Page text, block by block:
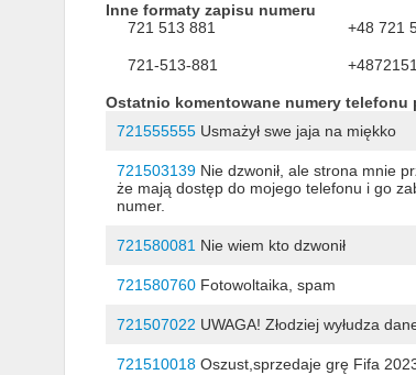
Inne formaty zapisu numeru
721 513 881
+48 721
721-513-881
Ostatnio komentowane numery telefonu
721555555Usmażył swe jaja na miękko
721503139Nie dzwonił, ale strona mnie
że mają dostęp do mojego telefonu i go
numer.
721580081Nie wiem kto dzwonił
721580760Fotowoltaika, spam
721507022 UWAGA! Złodziej wyłudza
721510018Oszust,sprzedaje grę Fifa